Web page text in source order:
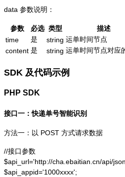
data 参数说明：
参数 必选 类型
描述
time
是 string 运单时间节点
content 是 string 运单时间节点对应
SDK 及代码示例
PHP SDK
接口一：快递单号智能识别
方法一：以 POST 方式请求数据
//接口参数
$api_url='http://cha.ebaitian.cn/api/
$api_appid='1000xxxx';